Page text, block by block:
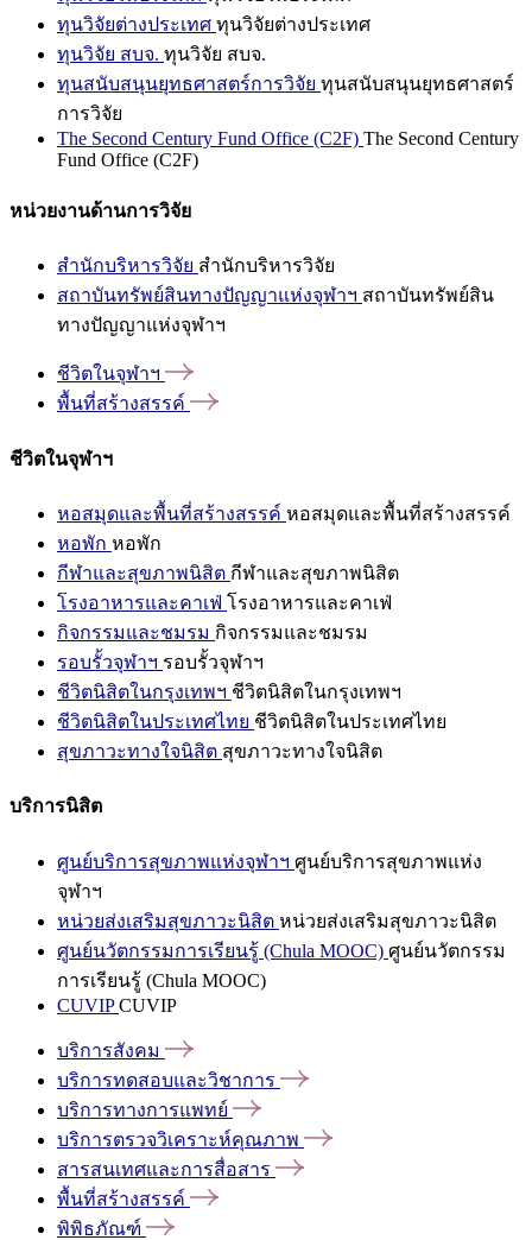
ทุนวิจัยต่างประเทศ ทุนวิจัยต่างประเทศ
ทุนวิจัย สบจ. ทุนวิจัย สบจ.
ทุนสนับสนุนยุทธศาสตร์การวิจัย ทุนสนับสนุนยุทธศาสตร์
การวิจัย
The Second Century Fund Office (C2F) The Second Century
Fund Office (C2F)
หน่วยงานด้านการวิจัย
สำนักบริหารวิจัย สำนักบริหารวิจัย
สถาบันทรัพย์สินทางปัญญาแห่งจุฬาฯ สถาบันทรัพย์สิน
ทางปัญญาแห่งจุฬาฯ
ชีวิตในจุฬาฯ
พื้นที่สร้างสรรค์
ชีวิตในจุฬาฯ
หอสมุดและพื้นที่สร้างสรรค์ หอสมุดและพื้นที่สร้างสรรค์
หอพัก หอพัก
กีฬาและสุขภาพนิสิต กีฬาและสุขภาพนิสิต
โรงอาหารและคาเฟ่ โรงอาหารและคาเฟ่
กิจกรรมและชมรม กิจกรรมและชมรม
รอบรั้วจุฬาฯ รอบรั้วจุฬาฯ
ชีวิตนิสิตในกรุงเทพฯ ชีวิตนิสิตในกรุงเทพฯ
ชีวิตนิสิตในประเทศไทย ชีวิตนิสิตในประเทศไทย
สุขภาวะทางใจนิสิต สุขภาวะทางใจนิสิต
บริการนิสิต
ศูนย์บริการสุขภาพแห่งจุฬาฯ ศูนย์บริการสุขภาพแห่ง
จุฬาฯ
หน่วยส่งเสริมสุขภาวะนิสิต หน่วยส่งเสริมสุขภาวะนิสิต
ศูนย์นวัตกรรมการเรียนรู้ (Chula MOOC) ศูนย์นวัตกรรม
การเรียนรู้ (Chula MOOC)
CUVIPCUVIP
บริการสังคม
บริการทดสอบและวิชาการ
บริการทางการแพทย์
บริการตรวจวิเคราะห์คุณภาพ
สารสนเทศและการสื่อสาร
พื้นที่สร้างสรรค์
พิพิธภัณฑ์